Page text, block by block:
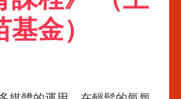
金）